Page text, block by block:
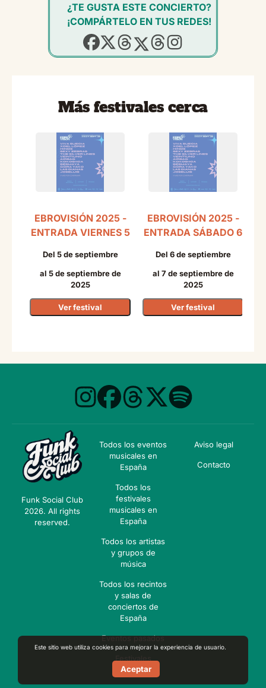
¿TE GUSTA ESTE CONCIERTO?
¡COMPÁRTELO EN TUS REDES!
Más festivales cerca
EBROVISIÓN 2025 -
ENTRADA VIERNES 5
Del 5 de septiembre
al 5 de septiembre de
2025
Ver festival
EBROVISIÓN 2025 -
ENTRADA SÁBADO 6
Del 6 de septiembre
al 7 de septiembre de
2025
Ver festival
Este sitio web utiliza cookies para mejorar la experiencia de usuario.
Aceptar
Funk Social Club
2026. All rights
reserved.
Todos los eventos
musicales en
España
Todos los
festivales
musicales en
España
Todos los artistas
y grupos de
música
Todos los recintos
y salas de
conciertos de
España
Eventos pasados
Festivales
pasados
Aviso legal
Contacto